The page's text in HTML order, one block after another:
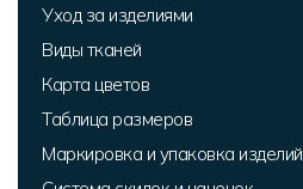
Уход за изделиями
Виды тканей
Карта цветов
Таблица размеров
Маркировка и упаковка изделий